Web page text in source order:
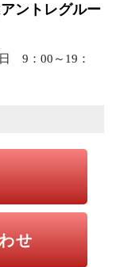
ントレグルー
9：00～19：
せ